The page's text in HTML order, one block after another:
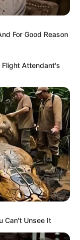
For Good Reason
Flight Attendant's
Can't Unsee It